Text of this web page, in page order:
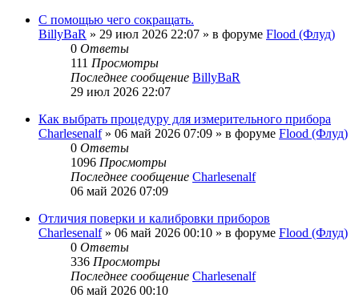
С помощью чего сокращать.
BillyBaR » 29 июл 2026 22:07 » в форуме Flood (Флуд)
0 Ответы
111 Просмотры
Последнее сообщение BillyBaR
29 июл 2026 22:07
Как выбрать процедуру для измерительного прибора
Charlesenalf» 06 май 2026 07:09 » в форуме Flood (Флуд)
0 Ответы
1096 Просмотры
Последнее сообщение Charlesenalf
06 май 2026 07:09
Отличия поверки и калибровки приборов
Charlesenalf» 06 май 2026 00:10 » в форуме Flood (Флуд)
0 Ответы
336 Просмотры
Последнее сообщение Charlesenalf
06 май 2026 00:10